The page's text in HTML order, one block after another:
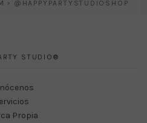
› @HAPPYPARTYSTUDIOSHOP
STUDIO®
Propia